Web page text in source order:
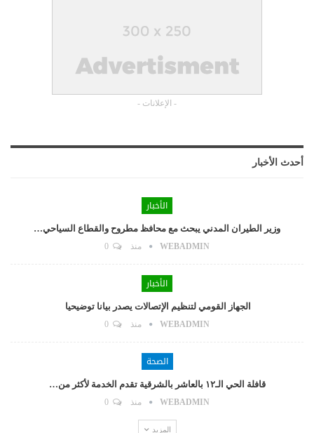
- الإعلانات -
أحدث الأخبار
الأخبار
وزير الطيران المدني يبحث مع محافظ مطروح والقطاع السياحي…
WEBADMIN منذ
الأخبار
الجهاز القومي لتنظيم الإتصالات يصدر بيانا توضيحيا
WEBADMIN منذ
الصحة
قافلة الحي الـ١٢ بالعاشر بالشرقية تقدم الخدمة لأكثر من…
WEBADMIN منذ
المزيد